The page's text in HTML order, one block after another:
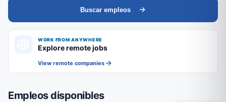
Buscar empleos
WORK FROM ANYWHERE
Explore remote jobs
View remote companies
Empleos disponibles